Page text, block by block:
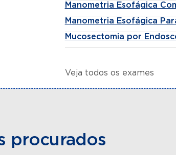
Manometria Esofágica
Manometria Esofágica
Mucosectomia por
Veja todos os exames
procurados